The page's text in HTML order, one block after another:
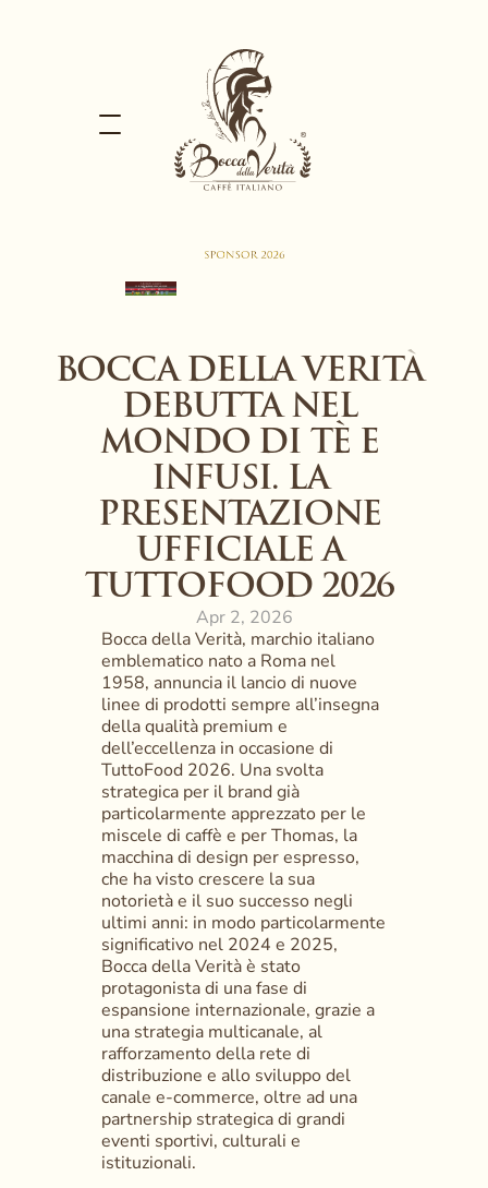
BOCCA DELLA VERITÀ
DEBUTTA NEL
MONDO DI TÈ E
INFUSI. LA
PRESENTAZIONE
UFFICIALE A
TUTTOFOOD 2026
Apr 2, 2026
Bocca della Verità, marchio italiano
emblematico nato a Roma nel
1958, annuncia il lancio di nuove
linee di prodotti sempre all’insegna
della qualità premium e
dell’eccellenza in occasione di
TuttoFood 2026. Una svolta
strategica per il brand già
particolarmente apprezzato per le
miscele di caffè e per Thomas, la
macchina di design per espresso,
che ha visto crescere la sua
notorietà e il suo successo negli
ultimi anni: in modo particolarmente
significativo nel 2024 e 2025,
Bocca della Verità è stato
protagonista di una fase di
espansione internazionale, grazie a
una strategia multicanale, al
rafforzamento della rete di
distribuzione e allo sviluppo del
canale e-commerce, oltre ad una
partnership strategica di grandi
eventi sportivi, culturali e
istituzionali.